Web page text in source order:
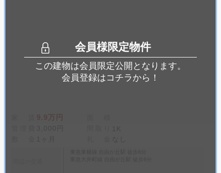
会員様限定物件
この建物は会員限定公開となります。
会員登録はコチラから！